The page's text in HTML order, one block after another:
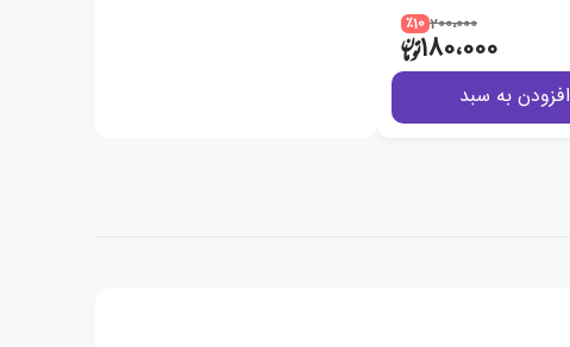
200،000 ٪10
180،000
افزودن به سبد